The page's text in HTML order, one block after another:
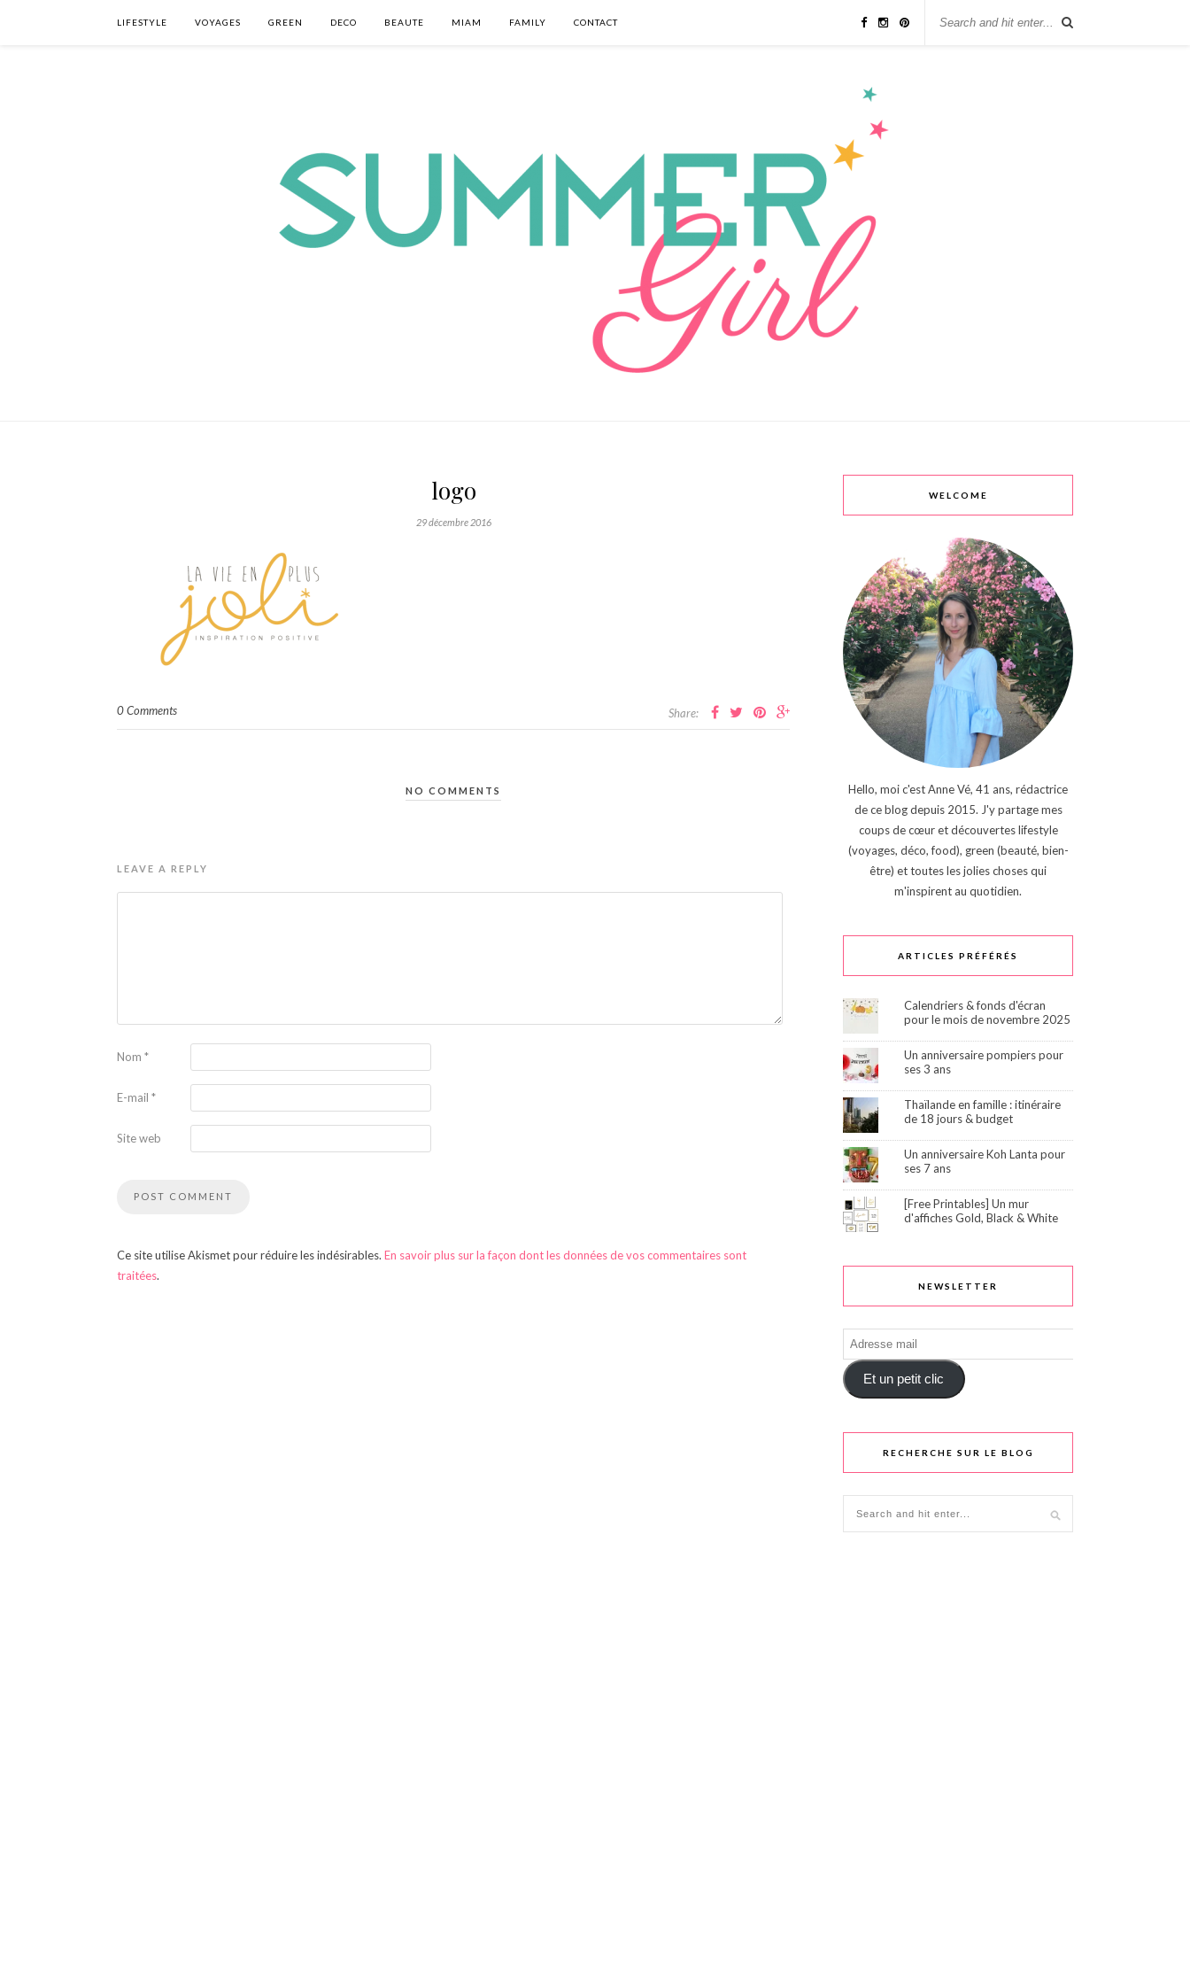
LIFESTYLE VOYAGES GREEN DECO BEAUTE MIAM FAMILY CONTACT
logo
29 décembre 2016
0 Comments Share:
NO COMMENTS
LEAVE A REPLY
Nom *
E-mail *
Site web
Ce site utilise Akismet pour réduire les indésirables. En savoir plus sur la façon dont les données de vos commentaires sont
traitées.
WELCOME
Hello, moi c'est Anne Vé, 41 ans, rédactrice
de ce blog depuis 2015. J'y partage mes
coups de cœur et découvertes lifestyle
(voyages, déco, food), green (beauté, bien-
être) et toutes les jolies choses qui
m'inspirent au quotidien.
ARTICLES PRÉFÉRÉS
Calendriers & fonds d'écran
pour le mois de novembre 2025
Un anniversaire pompiers pour
ses 3 ans
Thaïlande en famille : itinéraire
de 18 jours & budget
Un anniversaire Koh Lanta pour
ses 7 ans
[Free Printables] Un mur
d'affiches Gold, Black & White
NEWSLETTER
Adresse
mail
Et un petit clic
RECHERCHE SUR LE BLOG